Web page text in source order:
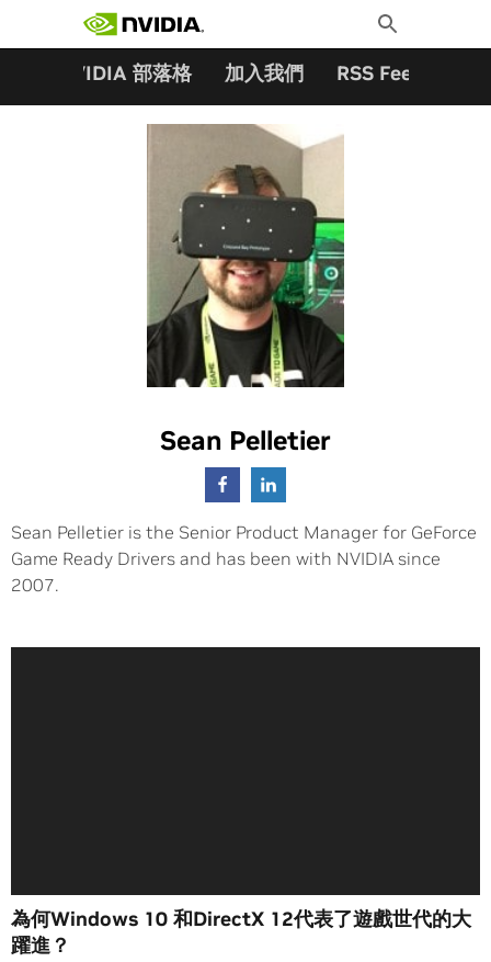
Toggle
Search
NVIDIA 部落格 加入我們 RSS Feeds
Sean Pelletier
Sean Pelletier is the Senior Product Manager for GeForce
Game Ready Drivers and has been with NVIDIA since
2007.
為何Windows 10 和DirectX 12代表了遊戲世代的大
躍進？